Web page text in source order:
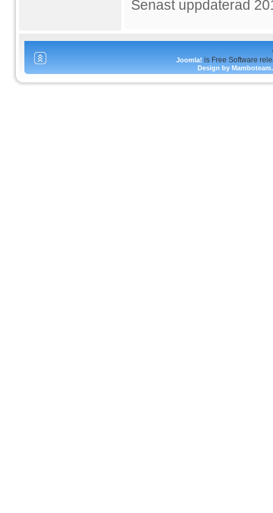
Senast uppdaterad
Joomla! is Free Software
Design by